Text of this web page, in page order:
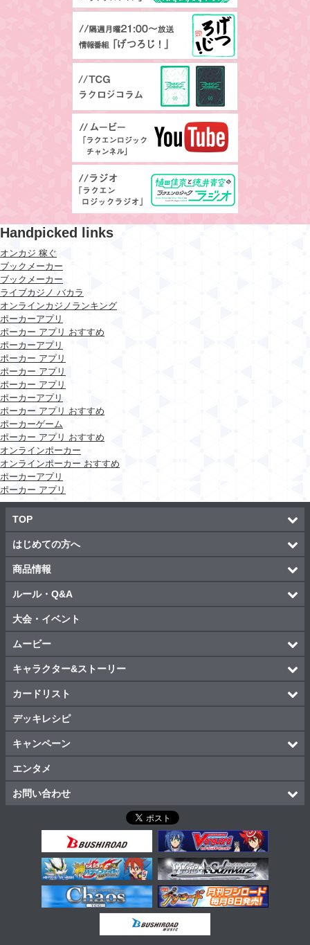
Handpicked links
オンカジ 稼ぐ
ブックメーカー
ブックメーカー
ライブカジノ バカラ
オンラインカジノランキング
ポーカーアプリ
ポーカー アプリ おすすめ
ポーカーアプリ
ポーカー アプリ
ポーカー アプリ
ポーカー アプリ
ポーカーアプリ
ポーカー アプリ おすすめ
ポーカーゲーム
ポーカー アプリ おすすめ
オンラインポーカー
オンラインポーカー おすすめ
ポーカーアプリ
ポーカー アプリ
TOP
はじめての方へ
商品情報
ルール・Q&A
大会・イベント
ムービー
キャラクター&ストーリー
カードリスト
デッキレシピ
キャンペーン
エンタメ
お問い合わせ